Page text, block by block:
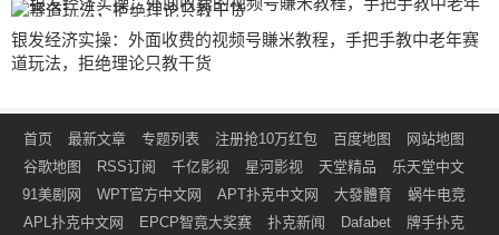
银发经济实操：外面收费的视频号賺米教程，手把手教中老年赛
道玩法，拒绝理论只教干货
首页 最新文章 专题列表 注册抢10万红包 百度地图
网站地图
谷歌地图
RSS订阅 千亿影视 星河影视 天堂精品
乐天堂中文
91美剧网
WPT官方中文网 APT扑克中文网 大發體育
蜗牛电竞
APL扑克中文网
EPCP智竟大奖赛 扑克新闻 Dafabet 牌手扑克